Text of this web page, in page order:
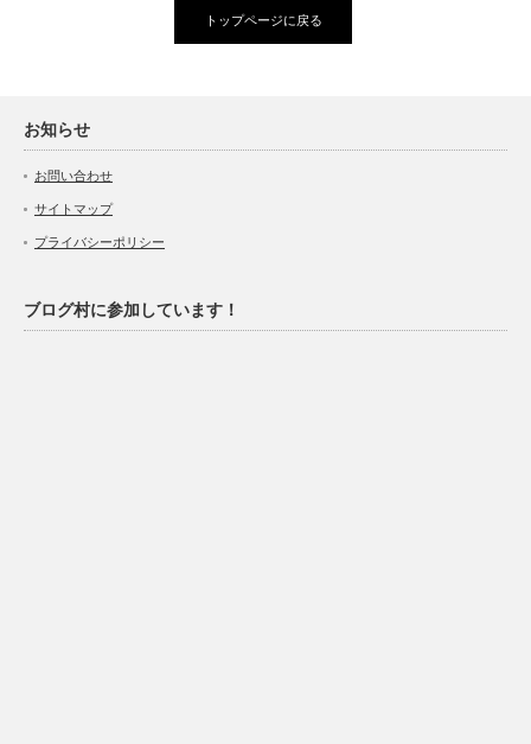
トップページに戻る
お知らせ
お問い合わせ
サイトマップ
プライバシーポリシー
ブログ村に参加しています！